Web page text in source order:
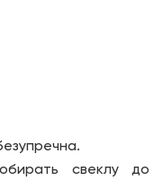
свеклу до